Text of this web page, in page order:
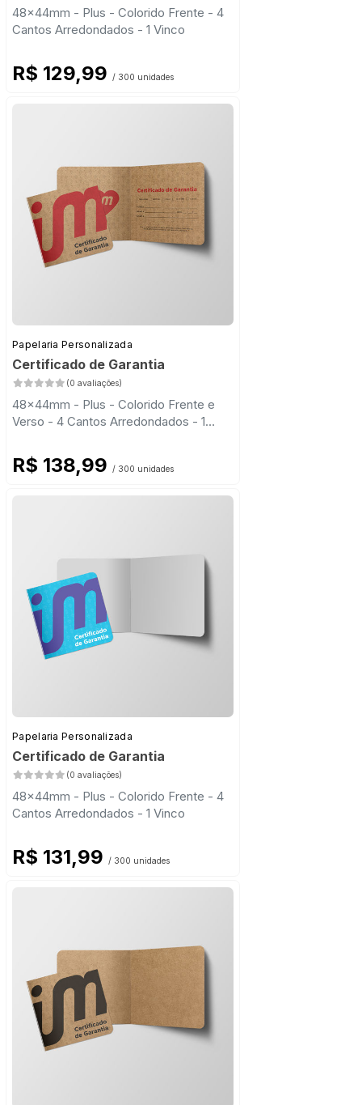
48x44mm - Plus - Colorido Frente - 4
Cantos Arredondados - 1 Vinco
R$ 129,99 / 300 unidades
Papelaria Personalizada
Certificado de Garantia
(0 avaliações)
48x44mm - Plus - Colorido Frente e
Verso - 4 Cantos Arredondados - 1
R$ 138,99 / 300 unidades
Papelaria Personalizada
Certificado de Garantia
(0 avaliações)
48x44mm - Plus - Colorido Frente - 4
Cantos Arredondados - 1 Vinco
R$ 131,99 / 300 unidades